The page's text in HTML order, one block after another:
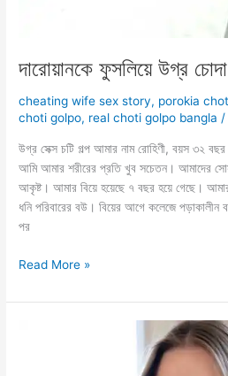
দারোয়ানকে ফুসলিয়ে উগ্র
cheating wife sex story, porokia
choti golpo, real choti golpo bangla
উগ্র সেক্স চটি গল্প আমার নাম রোহিণী, বয়স ৩২
আমি আমার শরীরের প্রতি খুব সচেতন। আমাদের
আকৃষ্ট। আমার বিয়ে হয়েছে ৭ বছর হয়ে গেছে।
ধনি পরিবারের বউ। বিয়ের আগে কলেজে পড়াকালীন বহু
পর
দারোয়ানকে
উগ্র
Read More »